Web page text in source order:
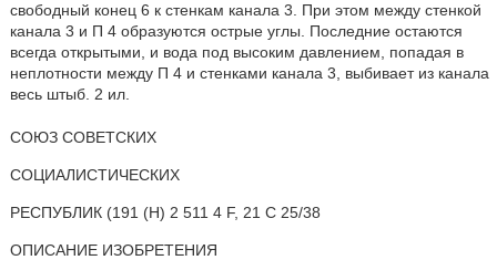
свободный конец 6 к стенкам канала 3. При этом между стенкой
канала 3 и П 4 образуются острые углы. Последние остаются
всегда открытыми, и вода под высоким давлением, попадая в
неплотности между П 4 и стенками канала 3, выбивает из канала
весь штыб. 2 ил.
СОЮЗ СОВЕТСКИХ
СОЦИАЛИСТИЧЕСКИХ
РЕСПУБЛИК (191 (Н) 2 511 4 F, 21 С 25/38
ОПИСАНИЕ ИЗОБРЕТЕНИЯ